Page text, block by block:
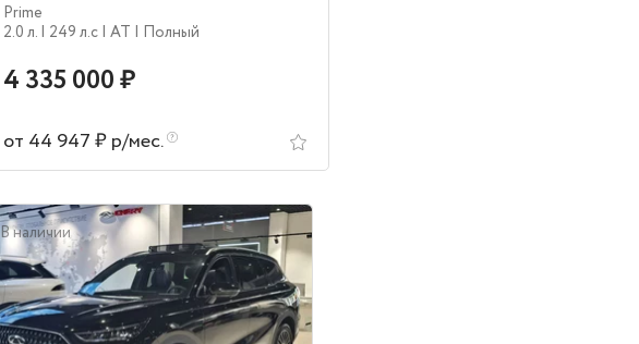
Prime
2.0 л. | 249 л.c | AT | Полный
4 335 000 ₽
от 44 947 ₽ р/мес.
В наличии